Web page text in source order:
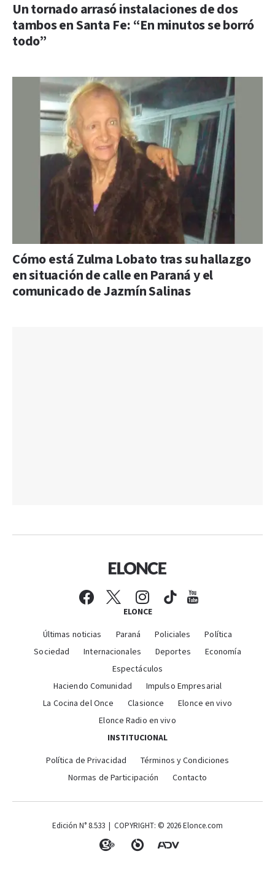
Un tornado arrasó instalaciones de dos
tambos en Santa Fe: “En minutos se borró
todo”
Cómo está Zulma Lobato tras su hallazgo
en situación de calle en Paraná y el
comunicado de Jazmín Salinas
ELONCE
Últimas noticias Paraná Policiales
Política
Sociedad
Internacionales Deportes
Economía
Espectáculos
Haciendo Comunidad
Impulso Empresarial
La Cocina del Once
Clasionce
Elonce en vivo
Elonce Radio en vivo
INSTITUCIONAL
Política de Privacidad
Términos y Condiciones
Normas de Participación
Contacto
Edición N° 8.533 | COPYRIGHT: © 2026 Elonce.com